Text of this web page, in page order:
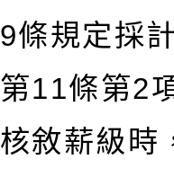
條規定採
11條第2
敘薪級時